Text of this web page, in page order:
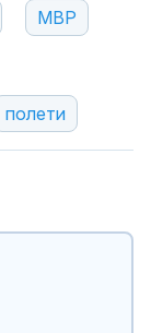
МВР
полети